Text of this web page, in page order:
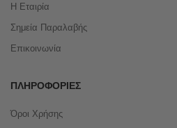
Η Εταιρία
Σημεία Παραλαβής
Επικοινωνία
ΠΛΗΡΟΦΟΡΊΕΣ
Όροι Χρήσης